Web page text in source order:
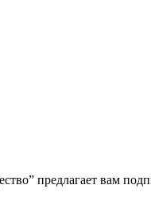
предлагает вам